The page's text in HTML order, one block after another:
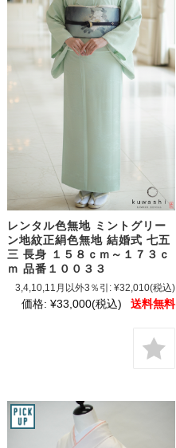
レンタル色無地 ミントグリー
ン地紋正絹色無地 結婚式 七五
三 長身 １５８ｃｍ～１７３ｃ
ｍ 品番１００３３
3,4,10,11月以外3％引: ¥32,010(税込)
価格: ¥33,000(税込) 送料無料